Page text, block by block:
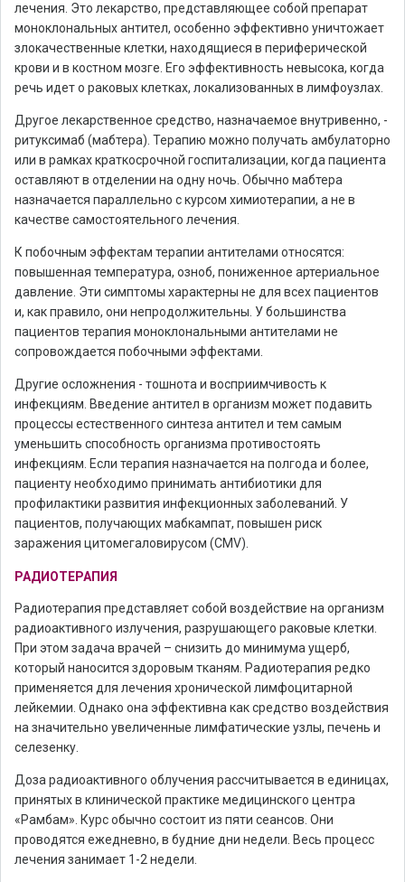
лечения. Это лекарство, представляющее собой препарат
моноклональных антител, особенно эффективно уничтожает
злокачественные клетки, находящиеся в периферической
крови и в костном мозге. Его эффективность невысока, когда
речь идет о раковых клетках, локализованных в лимфоузлах.
Другое лекарственное средство, назначаемое внутривенно, -
ритуксимаб (мабтера). Терапию можно получать амбулаторно
или в рамках краткосрочной госпитализации, когда пациента
оставляют в отделении на одну ночь. Обычно мабтера
назначается параллельно с курсом химиотерапии, а не в
качестве самостоятельного лечения.
К побочным эффектам терапии антителами относятся:
повышенная температура, озноб, пониженное артериальное
давление. Эти симптомы характерны не для всех пациентов
и, как правило, они непродолжительны. У большинства
пациентов терапия моноклональными антителами не
сопровождается побочными эффектами.
Другие осложнения - тошнота и восприимчивость к
инфекциям. Введение антител в организм может подавить
процессы естественного синтеза антител и тем самым
уменьшить способность организма противостоять
инфекциям. Если терапия назначается на полгода и более,
пациенту необходимо принимать антибиотики для
профилактики развития инфекционных заболеваний. У
пациентов, получающих мабкампат, повышен риск
заражения цитомегаловирусом (CMV).
РАДИОТЕРАПИЯ
Радиотерапия представляет собой воздействие на организм
радиоактивного излучения, разрушающего раковые клетки.
При этом задача врачей – снизить до минимума ущерб,
который наносится здоровым тканям. Радиотерапия редко
применяется для лечения хронической лимфоцитарной
лейкемии. Однако она эффективна как средство воздействия
на значительно увеличенные лимфатические узлы, печень и
селезенку.
Доза радиоактивного облучения рассчитывается в единицах,
принятых в клинической практике медицинского центра
«Рамбам». Курс обычно состоит из пяти сеансов. Они
проводятся ежедневно, в будние дни недели. Весь процесс
лечения занимает 1-2 недели.